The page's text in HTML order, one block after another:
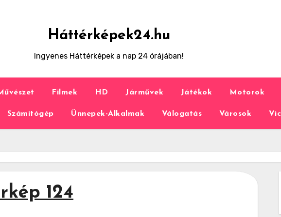
Háttérképek24.hu
Ingyenes Háttérképek a nap 24 órájában!
Filmek HD Járművek Játékok Motorok
Számítógép Ünnepek-Alkalmak Válogatás Városok
124